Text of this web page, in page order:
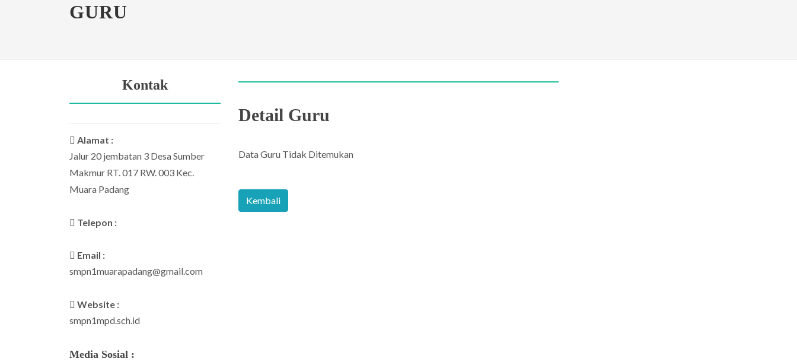
GURU
Kontak
Alamat :
Jalur 20 jembatan 3 Desa Sumber
Makmur RT. 017 RW. 003 Kec.
Muara Padang
Telepon :
Email :
smpn1muarapadang@gmail.com
Website :
smpn1mpd.sch.id
Media Sosial :
Detail Guru
Data Guru Tidak Ditemukan